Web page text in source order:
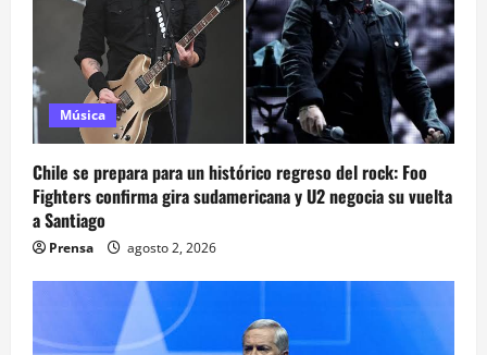
Música
Chile se prepara para un histórico regreso del rock: Foo
Fighters confirma gira sudamericana y U2 negocia su vuelta
a Santiago
Prensa agosto 2, 2026